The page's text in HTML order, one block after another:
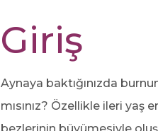
Giriş
Aynaya baktığınızda
mısınız? Özellikle ileri yaş